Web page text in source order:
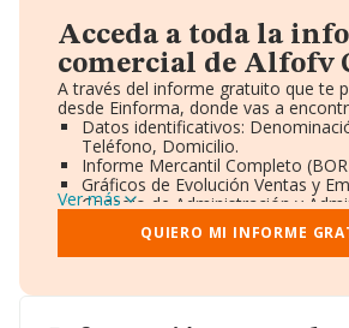
Acceda a toda la
comercial de Alfofv
A través del informe gratuito que te
desde Einforma, donde vas a
Datos identificativos:
Teléfono, Domicilio.
Informe Mercantil Completo
Gráficos de Evolución Ventas y
Consejo de Administración y
Directivos y Ejecutivos.
Accionistas.
Participaciones y Vinculaciones
Información oficial y registral
Ver más
QUIERO MI INFORME